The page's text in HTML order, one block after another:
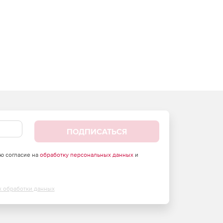
ПОДПИСАТЬСЯ
согласие на обработку персональных данныхи
обработки данных